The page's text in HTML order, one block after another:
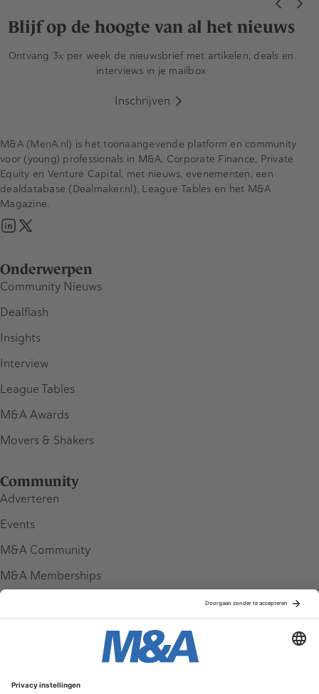
Blijf op de hoogte van al het nieuws
Ontvang 3x per week de nieuwsbrief met artikelen, deals en
interviews in je mailbox
Inschrijven
Onderwerpen
Community Nieuws
Dealflash
Insights
Interview
League Tables
M&A Awards
Movers & Shakers
Community
Adverteren
Events
M&A Community
M&A Memberships
M&A (MenA.nl) is het toonaangevende platform en community
voor (young) professionals in M&A, Corporate Finance, Private
Equity en Venture Capital, met nieuws, evenementen, een
dealdatabase (Dealmaker.nl), League Tables en het M&A
Magazine.